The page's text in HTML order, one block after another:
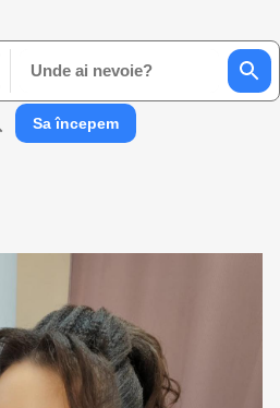
Unde ai nevoie?
Sa începem